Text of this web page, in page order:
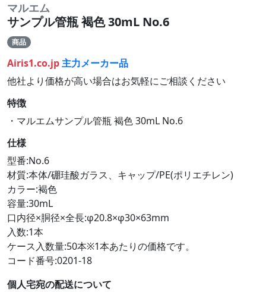
マルエム
サンプル管瓶 褐色 30mL No.6
商品
Airis1.co.jp主力メーカー品
他社より価格が高い場合はお気軽にご相談ください
特徴
・マルエムサンプル管瓶 褐色 30mL No.6
仕様
型番:No.6
材質:本体/硼珪酸ガラス、キャップ/PE(ポリエチレン)
カラー:褐色
容量:30mL
口内径×胴径×全長:φ20.8×φ30×63mm
入数:1本
ケース入数量:50本※1本あたりの価格です。
コード番号:0201-18
個人宅宛の配送について